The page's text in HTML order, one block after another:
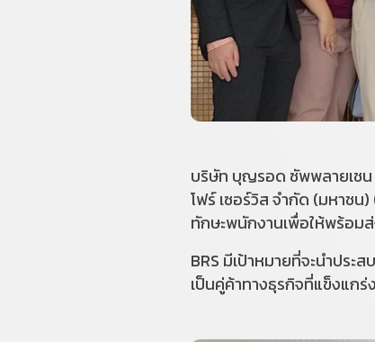
บริษัท บุญรอด ซัพพลายเชน
โฟร์ เซอร์วิส จำกัด (มหาช
ทักษะพนักงานเพื่อให้พร้อม
BRS มีเป้าหมายที่จะนำปร
เป็นคู่ค้าทางธุรกิจที่แข็งแก